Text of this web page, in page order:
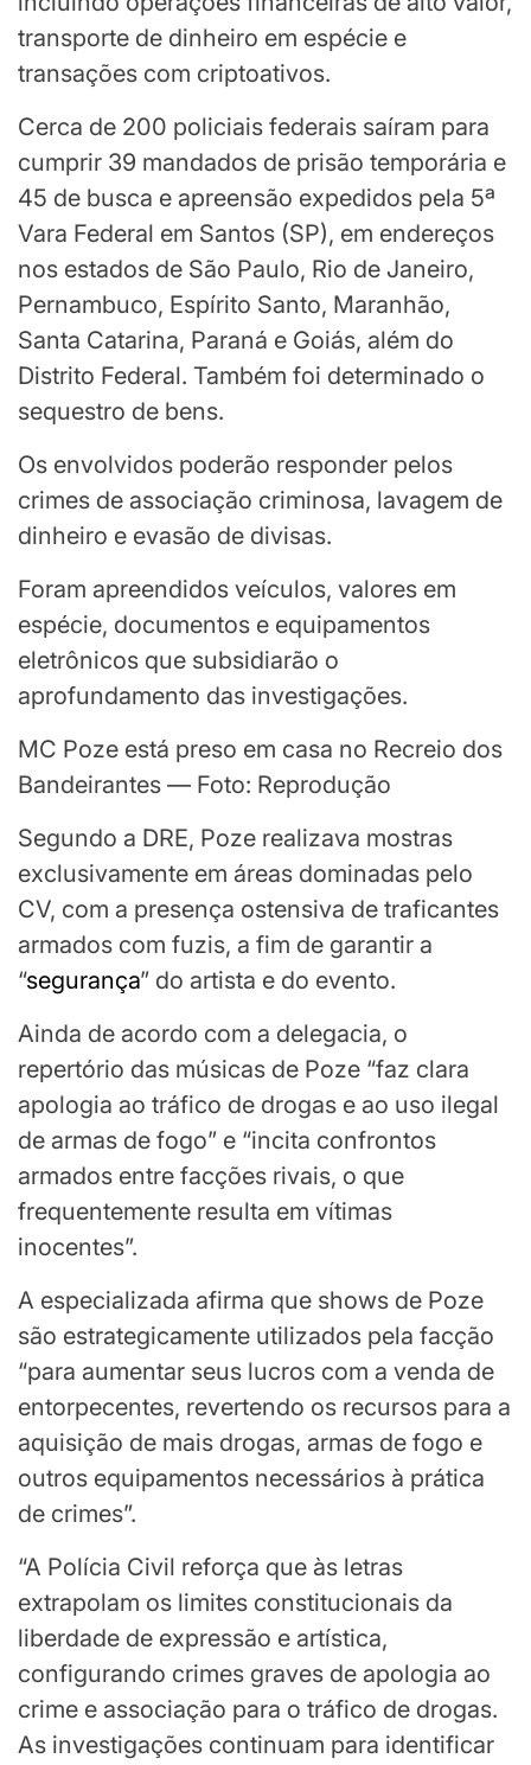
transporte de dinheiro em espécie e
transações com criptoativos.
Cerca de 200 policiais federais saíram para
cumprir 39 mandados de prisão temporária e
45 de busca e apreensão expedidos pela 5ª
Vara Federal em Santos (SP), em endereços
nos estados de São Paulo, Rio de Janeiro,
Pernambuco, Espírito Santo, Maranhão,
Santa Catarina, Paraná e Goiás, além do
Distrito Federal. Também foi determinado o
sequestro de bens.
Os envolvidos poderão responder pelos
crimes de associação criminosa, lavagem de
dinheiro e evasão de divisas.
Foram apreendidos veículos, valores em
espécie, documentos e equipamentos
eletrônicos que subsidiarão o
aprofundamento das investigações.
MC Poze está preso em casa no Recreio dos
Bandeirantes — Foto: Reprodução
Segundo a DRE, Poze realizava mostras
exclusivamente em áreas dominadas pelo
CV, com a presença ostensiva de traficantes
armados com fuzis, a fim de garantir a
“segurança” do artista e do evento.
Ainda de acordo com a delegacia, o
repertório das músicas de Poze “faz clara
apologia ao tráfico de drogas e ao uso ilegal
de armas de fogo” e “incita confrontos
armados entre facções rivais, o que
frequentemente resulta em vítimas
inocentes”.
A especializada afirma que shows de Poze
são estrategicamente utilizados pela facção
“para aumentar seus lucros com a venda de
entorpecentes, revertendo os recursos para a
aquisição de mais drogas, armas de fogo e
outros equipamentos necessários à prática
de crimes”.
“A Polícia Civil reforça que às letras
extrapolam os limites constitucionais da
liberdade de expressão e artística,
configurando crimes graves de apologia ao
crime e associação para o tráfico de drogas.
As investigações continuam para identificar